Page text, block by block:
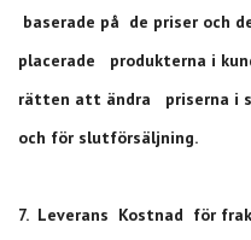
baserade på de priser och
placerade produkterna i
rätten att ändra priserna i
och för slutförsäljning.
7. Leverans Kostnad för